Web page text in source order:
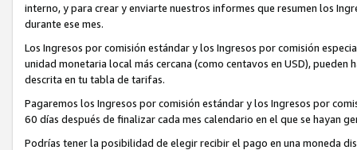
interno, y para crear y enviarte nuestros informes que resumen los
durante ese mes.
Los Ingresos por comisión estándar y los Ingresos por comisión
unidad monetaria local más cercana (como centavos en USD),
descrita en tu tabla de tarifas.
Pagaremos los Ingresos por comisión estándar y los Ingresos por
60 días después de finalizar cada mes calendario en el que se hayan
Podrías tener la posibilidad de elegir recibir el pago en una moneda